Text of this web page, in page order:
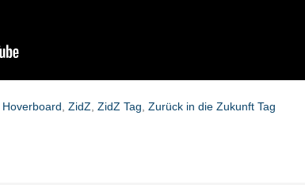
Hoverboard ZidZ ZidZ Tag Zurück in die Zukunft Tag